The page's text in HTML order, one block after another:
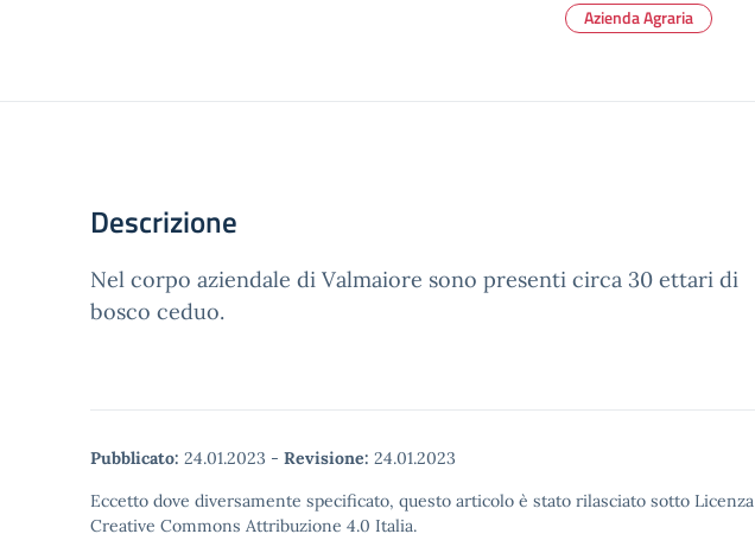
Azienda Agraria
Descrizione
Nel corpo aziendale di Valmaiore sono presenti circa 30 ettari di
bosco ceduo.
Pubblicato: 24.01.2023 - Revisione: 24.01.2023
Eccetto dove diversamente specificato, questo articolo è stato rilasciato sotto Licenza
Creative Commons Attribuzione 4.0 Italia.